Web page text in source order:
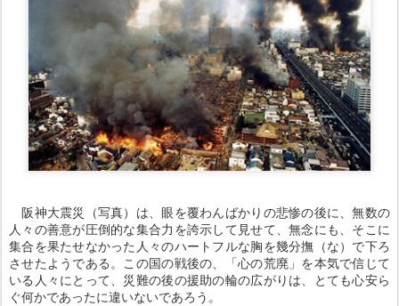
阪神大震災（写真）は、眼を覆わんばかりの悲惨の後に、無数の
人々の善意が圧倒的な集合力を誇示して見せて、無念にも、そこに
集合を果たせなかった人々のハートフルな胸を幾分撫（な）で下ろ
させたようである。この国の戦後の、「心の荒廃」を本気で信じて
いる人々にとって、災難の後の援助の輪の広がりは、とても心安ら
ぐ何かであったに違いないであろう。